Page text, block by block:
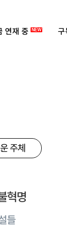
연재 중 NEW 구
주체
혁명
들